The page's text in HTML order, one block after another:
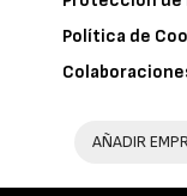
Política de
AÑADIR